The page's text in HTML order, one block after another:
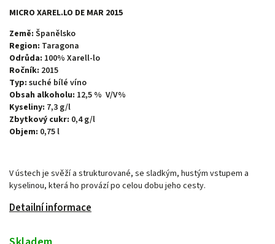
MICRO XAREL.LO DE MAR 2015
Země: Španělsko
Region: Taragona
Odrůda: 100% Xarell-lo
Ročník: 2015
Typ: suché bílé víno
Obsah alkoholu: 12,5 % V/V%
Kyseliny: 7,3 g/l
Zbytkový cukr: 0,4 g/l
Objem: 0,75 l
V ústech je svěží a strukturované, se sladkým, hustým vstupem a
kyselinou, která ho provází po celou dobu jeho cesty.
Detailní informace